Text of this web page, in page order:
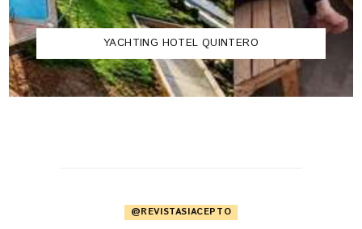
YACHTING HOTEL QUINTERO
@REVISTASIACEPTO